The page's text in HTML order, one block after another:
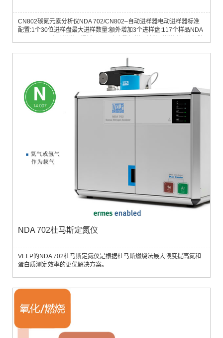
CN802碳氮元素分析仪NDA 702/CN802–自动进样器电动进样器标准
配置:1个30位进样盘最大进样数量:额外增加3个进样盘:117个样品NDA
体来说就是样品掉进吹扫腔，弹出进入燃烧室，进样系统关闭燃烧炉为
NDA 702杜马斯定氮仪
VELP的NDA 702杜马斯定氮仪是根据杜马斯燃烧法最大限度提高氮和
蛋白质测定效率的更优解决方案。